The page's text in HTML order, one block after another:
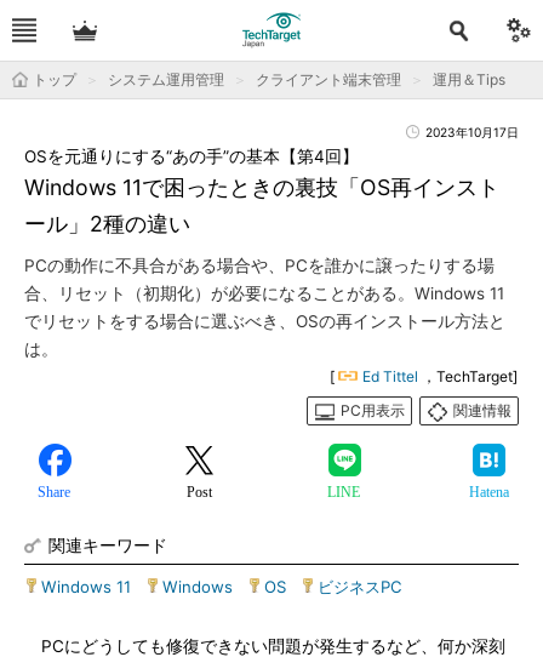
トップ システム運用管理 クライアント端末管理 運用＆Tips
2023年10月17日
Windows 11で困ったときの裏技「OS再インスト
ール」2種の違い
OSを元通りにする“あの手”の基本【第4回】
PCの動作に不具合がある場合や、PCを誰かに譲ったりする場
合、リセット（初期化）が必要になることがある。Windows 11
でリセットをする場合に選ぶべき、OSの再インストール方法と
は。
[ Ed Tittel ，TechTarget]
PC用表示
関連情報
Share Post LINE Hatena
関連キーワード
Windows 11 Windows OS ビジネスPC
PCにどうしても修復できない問題が発生するなど、何か深刻